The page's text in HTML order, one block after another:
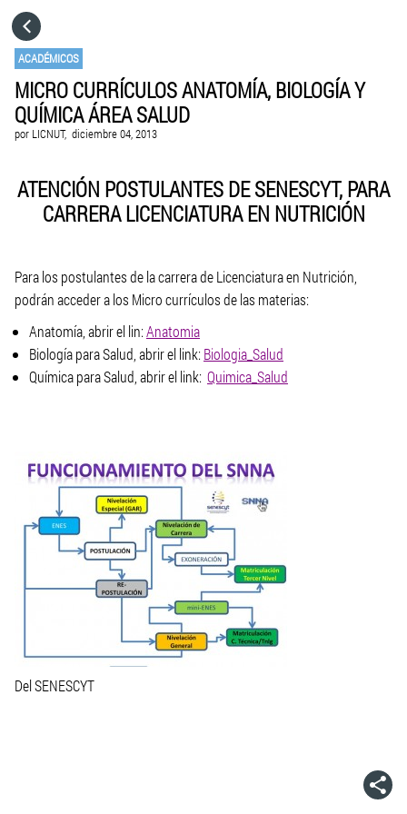
ACADÉMICOS
MICRO CURRÍCULOS ANATOMÍA, BIOLOGÍA Y
QUÍMICA ÁREA SALUD
por LICNUT, diciembre 04, 2013
ATENCIÓN POSTULANTES DE SENESCYT, PARA
CARRERA LICENCIATURA EN NUTRICIÓN
Para los postulantes de la carrera de Licenciatura en Nutrición,
podrán acceder a los Micro currículos de las materias:
Anatomía, abrir el lin:Anatomia
Biología para Salud, abrir el link:Biologia_Salud
Química para Salud, abrir el link: Quimica_Salud
Del SENESCYT
CATEGORÍAS
VISITA EL SITIO WEB